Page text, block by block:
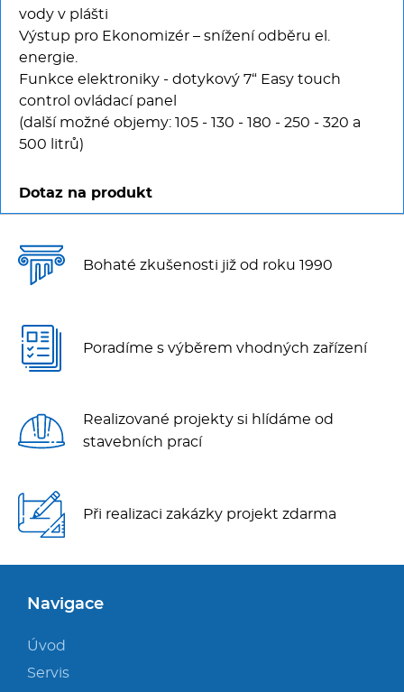
vody v plášti
Výstup pro Ekonomizér – snížení odběru el.
energie.
Funkce elektroniky - dotykový 7“ Easy touch
control ovládací panel
(další možné objemy: 105 - 130 - 180 - 250 - 320 a
500 litrů)
Dotaz na produkt
Bohaté zkušenosti již od roku 1990
Poradíme s výběrem vhodných zařízení
Realizované projekty si hlídáme od
stavebních prací
Při realizaci zakázky projekt zdarma
Navigace
Úvod
Servis